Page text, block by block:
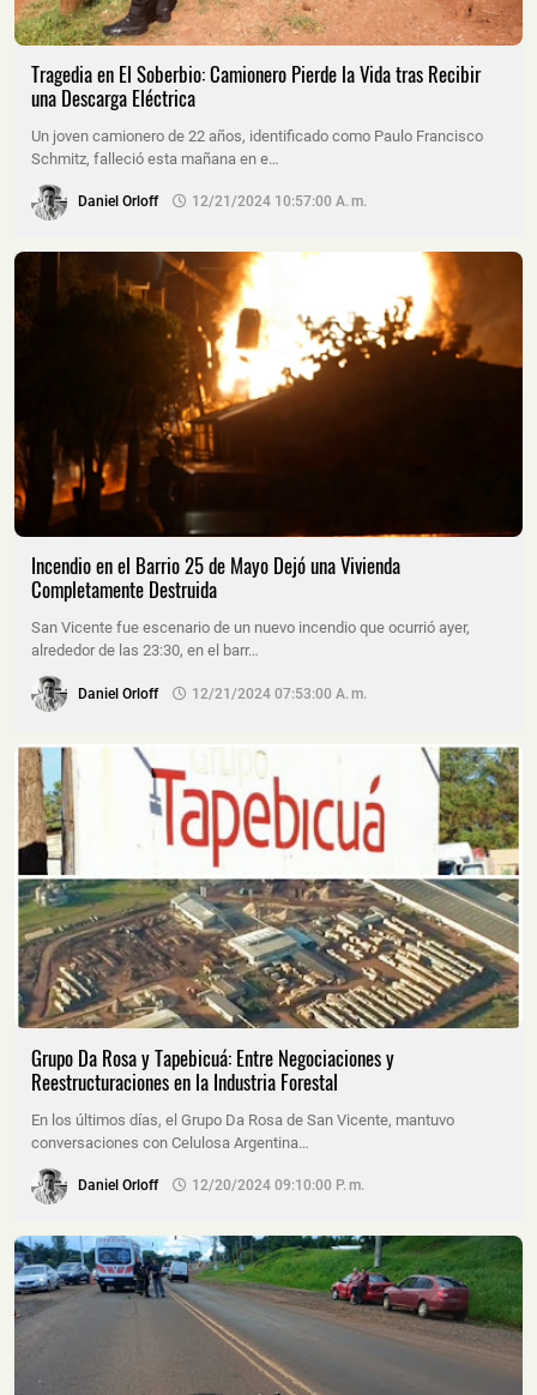
Tragedia en El Soberbio: Camionero Pierde la Vida tras Recibir
una Descarga Eléctrica
Un joven camionero de 22 años, identificado como Paulo Francisco
Schmitz, falleció esta mañana en e…
Daniel Orloff 12/21/2024 10:57:00 A. M.
Incendio en el Barrio 25 de Mayo Dejó una Vivienda
Completamente Destruida
San Vicente fue escenario de un nuevo incendio que ocurrió ayer,
alrededor de las 23:30, en el barr…
Daniel Orloff 12/21/2024 07:53:00 A. M.
Grupo Da Rosa y Tapebicuá: Entre Negociaciones y
Reestructuraciones en la Industria Forestal
En los últimos días, el Grupo Da Rosa de San Vicente, mantuvo
conversaciones con Celulosa Argentina…
Daniel Orloff 12/20/2024 09:10:00 P. M.